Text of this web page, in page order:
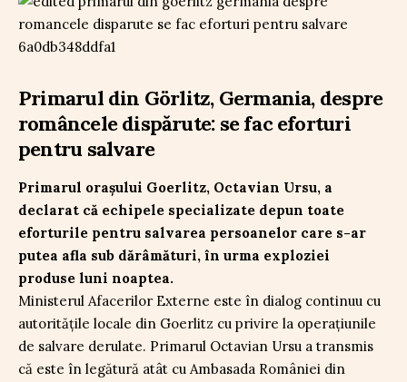
Primarul din Görlitz, Germania, despre
româncele dispărute: se fac eforturi
pentru salvare
Primarul orașului Goerlitz, Octavian Ursu, a
declarat că echipele specializate depun toate
eforturile pentru salvarea persoanelor care s-ar
putea afla sub dărâmături, în urma exploziei
produse luni noaptea.
Ministerul Afacerilor Externe este în dialog continuu cu
autoritățile locale din Goerlitz cu privire la operațiunile
de salvare derulate. Primarul Octavian Ursu a transmis
că este în legătură atât cu Ambasada României din